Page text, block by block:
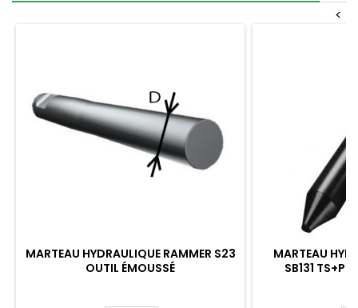
<
MARTEAU HYDRAULIQUE RAMMER S23
OUTIL ÉMOUSSÉ
MARTEAU
SB131 TS+P